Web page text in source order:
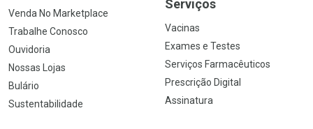
Venda No Marketplace
Trabalhe Conosco
Ouvidoria
Nossas Lojas
Bulário
Sustentabilidade
Serviços
Vacinas
Exames e Testes
Serviços Farmacêuticos
Prescrição Digital
Assinatura